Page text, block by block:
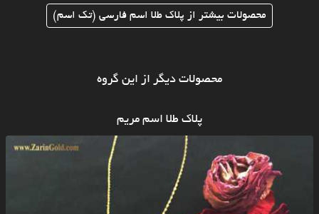
محصولات بیشتر از پلاک طلا اسم فارسی (تک اسم)
محصولات دیگر از این گروه
پلاک طلا اسم مریم